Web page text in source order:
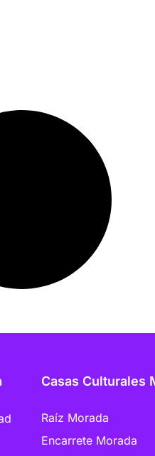
Casas Culturales
Raíz Morada
Encarrete Morada